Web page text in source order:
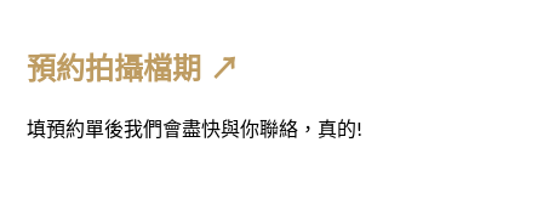
預約拍攝檔期 ↗
填預約單後我們會盡快與你聯絡，真的!